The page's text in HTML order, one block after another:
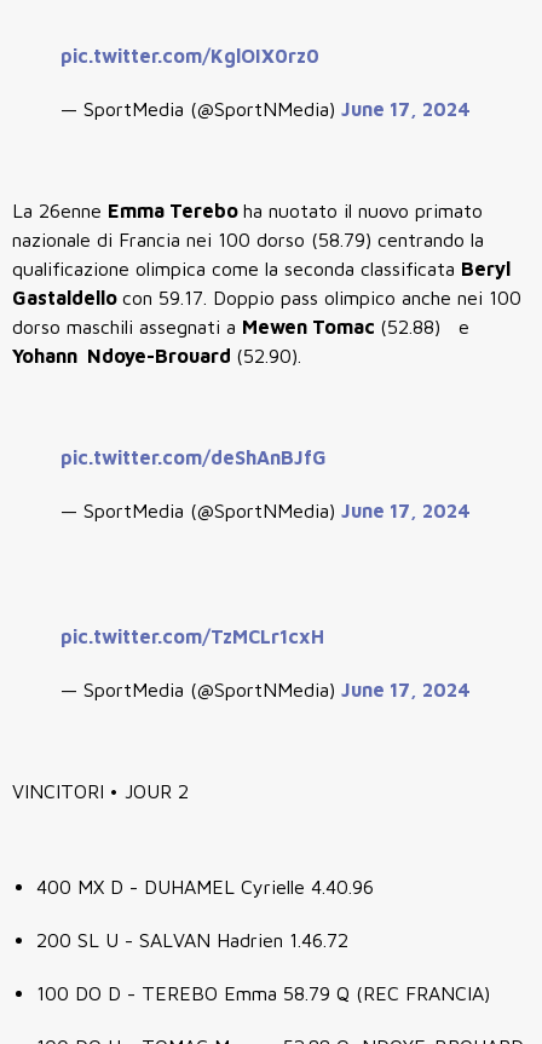
pic.twitter.com/KglOIX0rz0
— SportMedia (@SportNMedia) June 17, 2024
La 26enne Emma Terebo ha nuotato il nuovo primato
nazionale di Francia nei 100 dorso (58.79) centrando la
qualificazione olimpica come la seconda classificata Beryl
Gastaldello con 59.17. Doppio pass olimpico anche nei 100
dorso maschili assegnati a Mewen Tomac (52.88) e
Yohann Ndoye-Brouard (52.90).
pic.twitter.com/deShAnBJfG
— SportMedia (@SportNMedia) June 17, 2024
pic.twitter.com/TzMCLr1cxH
— SportMedia (@SportNMedia) June 17, 2024
VINCITORI • JOUR 2
400 MX D - DUHAMEL Cyrielle 4.40.96
200 SL U - SALVAN Hadrien 1.46.72
100 DO D - TEREBO Emma 58.79 Q (REC FRANCIA)